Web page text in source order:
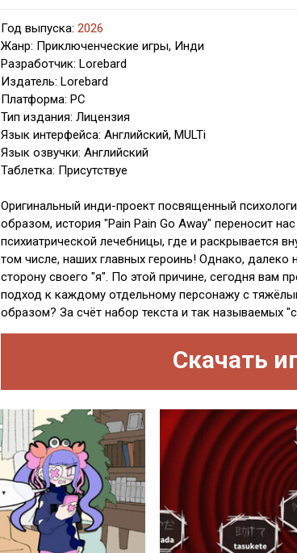
Год выпуска: 2026
Жанр: Приключенческие игры, Инди
Разработчик: Lorebard
Издатель: Lorebard
Платформа: PC
Тип издания: Лицензия
Язык интерфейса: Английский, MULTi
Язык озвучки: Английский
Таблетка: Присутствуе
Оригинальный инди-проект посвященный
образом, история "Pain Pain Go Away" переносит
психиатрической лечебницы, где и раскрывается
том числе, наших главных героинь! Однако,
сторону своего "я". По этой причине, сегодня вам
подход к каждому отдельному персонажу с
образом? За счёт набор текста и так называемых
Скачать